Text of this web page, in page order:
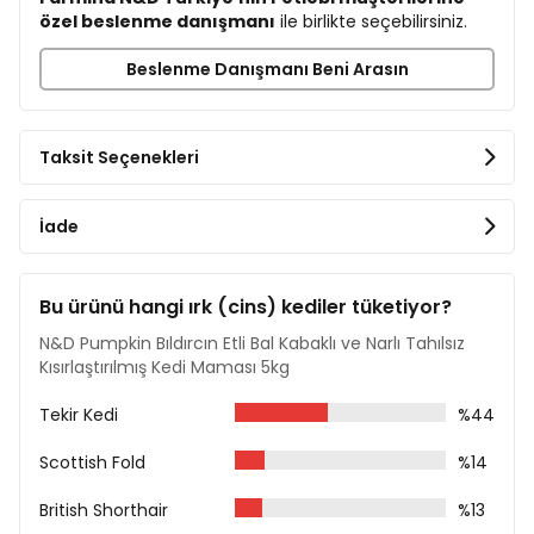
Kurutulmuş Elma
Kurutulmuş Ispanak
Fisilyum Kabuk ve Tohumları %0,3
Kurutulmuş Tatlı Portakal
Kurutulmuş Bira Mayası
Ham Protein %46
Ham Yağ %11
Ham Lif %5,50
Nem %8
Kalsiyum %1,10
Magnezyum %0,09
Omega-3 %0,45
özel beslenme danışmanı ile birlikte seçebilirsiniz.
Beslenme Danışmanı Beni Arasın
Taksit Seçenekleri
İade
Bu ürünü hangi ırk (cins) kediler tüketiyor?
N&D Pumpkin Bıldırcın Etli Bal Kabaklı ve Narlı Tahılsız
Kısırlaştırılmış Kedi Maması 5kg
Tekir Kedi
%44
Scottish Fold
%14
British Shorthair
%13